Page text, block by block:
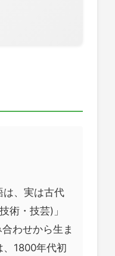
、実は古代
術・技芸)」
わせから生ま
、1800年代初